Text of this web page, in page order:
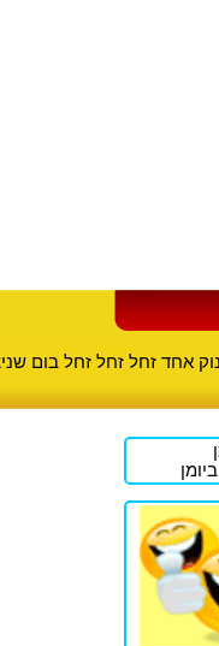
אחד זחל זחל זחל בום